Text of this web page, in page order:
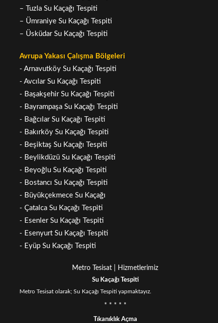
– Tuzla Su Kaçağı Tespiti
– Ümraniye Su Kaçağı Tespiti
– Üsküdar Su Kaçağı Tespiti
Avrupa Yakası Çalışma Bölgeleri
- Arnavutköy Su Kaçağı Tespiti
- Avcılar Su Kaçağı Tespiti
- Başakşehir Su Kaçağı Tespiti
- Bayrampaşa Su Kaçağı Tespiti
- Bağcılar Su Kaçağı Tespiti
- Bakırköy Su Kaçağı Tespiti
- Beşiktaş Su Kaçağı Tespiti
- Beylikdüzü Su Kaçağı Tespiti
- Beyoğlu Su Kaçağı Tespiti
- Bostancı Su Kaçağı Tespiti
- Büyükçekmece Su Kaçağı
- Çatalca Su Kaçağı Tespiti
- Esenler Su Kaçağı Tespiti
- Esenyurt Su Kaçağı Tespiti
- Eyüp Su Kaçağı Tespiti
Metro Tesisat | Hizmetlerimiz
Su Kaçağı Tespiti
Metro Tesisat olarak; Su Kaçağı Tespiti yapmaktayız.
* * * * *
Tıkanıklık Açma